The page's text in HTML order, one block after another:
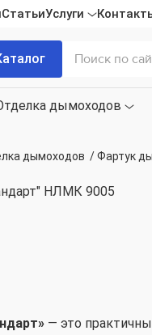
СтатьиУслуги
дымоходов
дымоходов /Фартук
— это